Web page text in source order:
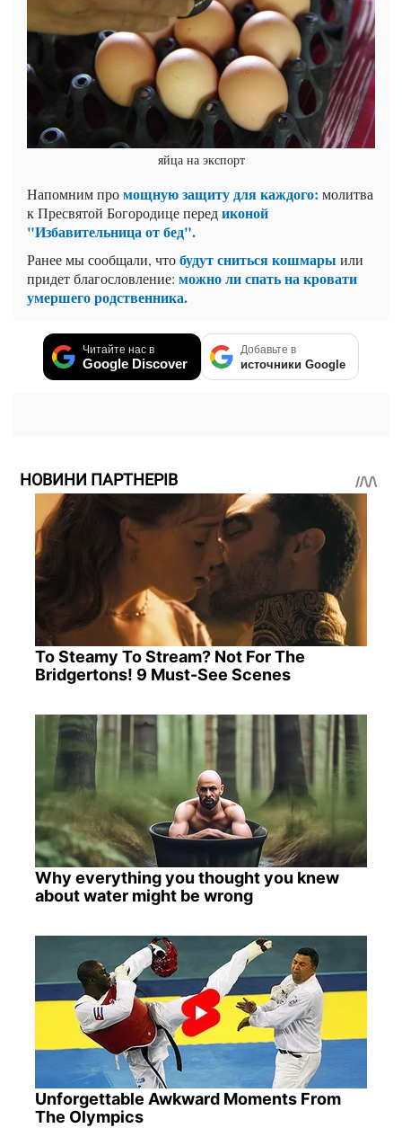
яйца на экспорт
Напомним промощную защиту для каждого: молитва
к Пресвятой Богородице передиконой
"Избавительница от бед".
Ранее мы сообщали, чтобудут сниться кошмары или
придет благословление: можно ли спать на кровати
умершего родственника.
Читайте нас в
Google Discover
Добавьте в
источники Google
НОВИНИ ПАРТНЕРІВ
To Steamy To Stream? Not For The
Bridgertons! 9 Must-See Scenes
Why everything you thought you knew
about water might be wrong
Unforgettable Awkward Moments From
The Olympics